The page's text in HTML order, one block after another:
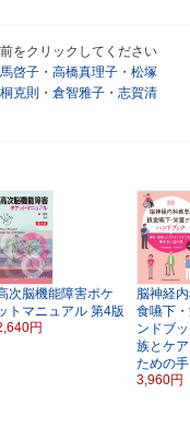
をクリックしてください
啓子 ・ 高橋真理子 ・ 松塚
克則 ・ 倉智雅子 ・ 志賀清
次脳機能障害ポケ
トマニュアル 第4版
円
脳神経
食嚥下
ンドブ
族とケ
ための
3,960円